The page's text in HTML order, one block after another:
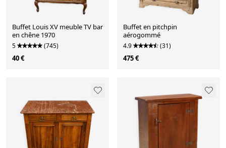
Buffet Louis XV meuble TV bar
en chêne 1970
5 (745)
40 €
Buffet en pitchpin
aérogommé
4.9 (31)
475 €